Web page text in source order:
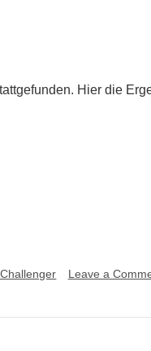
Hier die
Leave a